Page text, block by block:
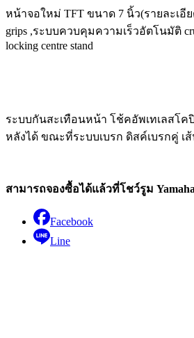
หน้าจอใหม่ TFT ขนาด 7 นิ้ว(รายละเอีย
grips ,ระบบควบคุมความเร็วอัตโนมัติ
locking centre stand
ระบบกันสะเทือนหน้า โช้คอัพเทเลสโค
หลังได้ ขณะที่ระบบเบรก ดิสค์เบรกคู่ เ
สามารถจองซื้อได้แล้วที่โชว์รูม
Facebook
Line